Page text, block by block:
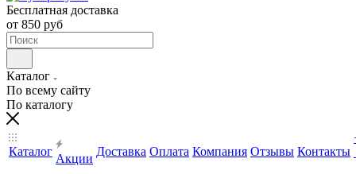
Бесплатная доставка
от 850 руб
Каталог
По всему сайту
По каталогу
Каталог
Акции
Доставка Оплата Компания Отзывы Контакты